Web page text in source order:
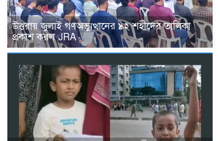
উত্তরায় জুলাই গণঅভ্যুত্থানের ৯২ শহীদের তালিকা
প্রকাশ করল JRA